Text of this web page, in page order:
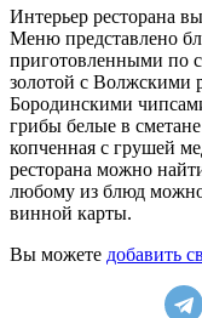
Интерьер ресторана
Меню представлено
приготовленными по
золотой с Волжскими
Бородинскими
грибы белые в
копченная с грушей
ресторана можно
любому из блюд можно
винной карты.
Вы можете добавить